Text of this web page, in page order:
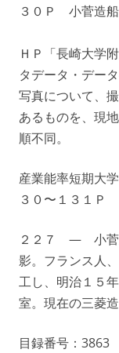
３０Ｐ 小菅造
ＨＰ「長崎大学
タデータ・デー
写真について、
あるものを、現
順不同。
産業能率短期大
３０〜１３１Ｐ
２２７ — 小菅
影。フランス人
工し、明治１５
室。現在の三菱造
目録番号：3863